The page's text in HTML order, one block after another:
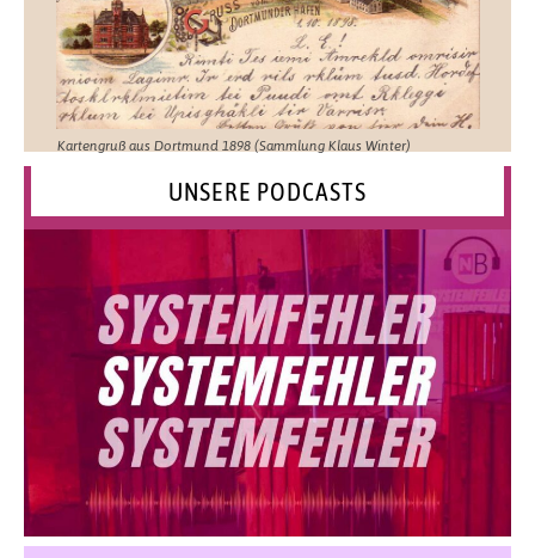
Kartengruß aus Dortmund 1898 (Sammlung Klaus Winter)
UNSERE PODCASTS